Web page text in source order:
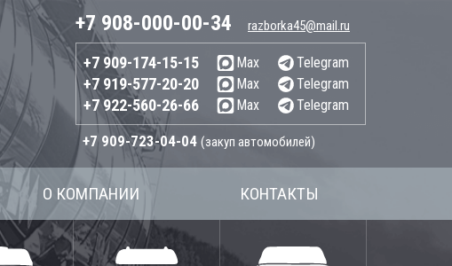
+7 908-000-00-34 razborka45@mail.ru
+7 909-174-15-15 Max Telegram
+7 919-577-20-20 Max Telegram
+7 922-560-26-66 Max Telegram
+7 909-723-04-04 (закуп автомобилей)
О КОМПАНИИ КОНТАКТЫ